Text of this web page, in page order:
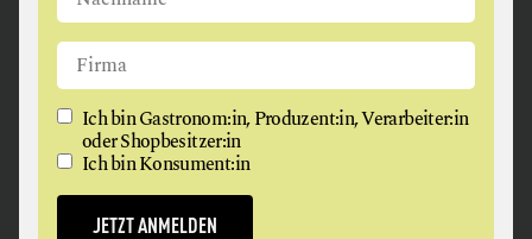
ANGUS & ARTHUR
FLEISCH + FLEISCHERZEUGNISSE
2326 Maria Lanzendorf
Ich bin Gastronom:in, Produzent:in, Verarbeiter:in
oder Shopbesitzer:in
Ich bin Konsument:in
JETZT ANMELDEN